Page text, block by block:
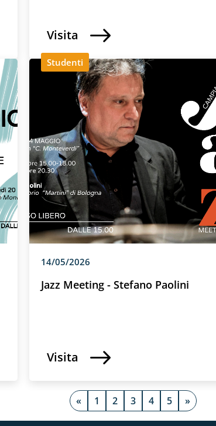
Visita
Studenti
14/05/2026
Jazz Meeting - Stefano Paolini
Visita
« 1 2 3 4 5 »